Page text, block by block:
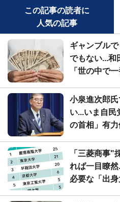
この記事の読者に
人気の記事
ギャンブル
でもない...和
「世の中で
小泉進次郎
い...いま自民
の首相」有
「三菱商事"
れば一目瞭
必要な「出身